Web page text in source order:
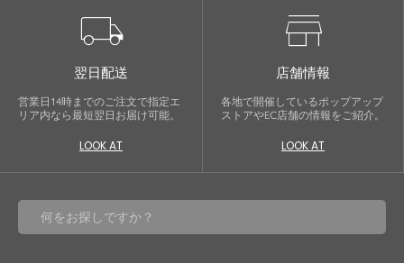
local_shipping
翌日配送
営業日14時までのご注文で指定エ
リア内なら最短翌日お届け可能。
LOOK AT
store
店舗情報
各地で開催しているポップアップ
ストアやEC店舗の情報をご紹介。
LOOK AT